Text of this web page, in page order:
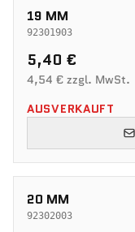
19 MM
92301903
5,40 €
4,54 € zzgl. MwSt.
AUSVERKAUFT
20 MM
92302003